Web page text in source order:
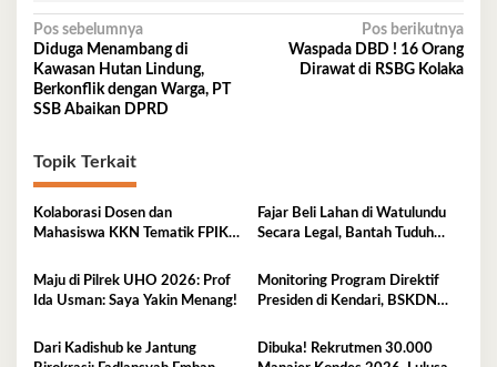
Navigasi
pos
Pos sebelumnya
Diduga Menambang di
Kawasan Hutan Lindung,
Berkonflik dengan Warga, PT
SSB Abaikan DPRD
Pos berikutnya
Waspada DBD ! 16 Orang
Dirawat di RSBG Kolaka
Topik Terkait
Kolaborasi Dosen dan
Mahasiswa KKN Tematik FPIK
Lingkungan Pesisir bagi Anak-
anak di Kelurahan Lapulu
Fajar Beli Lahan di Watulundu
Secara Legal, Bantah Tuduh
Maju di Pilrek UHO 2026: Prof
Ida Usman: Saya Yakin Menang!
Monitoring Program Direktif
Presiden di Kendari, BSKDN
Sinkronisasi Pusat dan Daerah
Dari Kadishub ke Jantung
Dibuka! Rekrutmen 30.000